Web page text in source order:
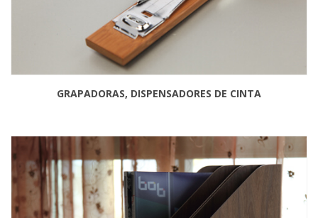
GRAPADORAS, DISPENSADORES DE CINTA